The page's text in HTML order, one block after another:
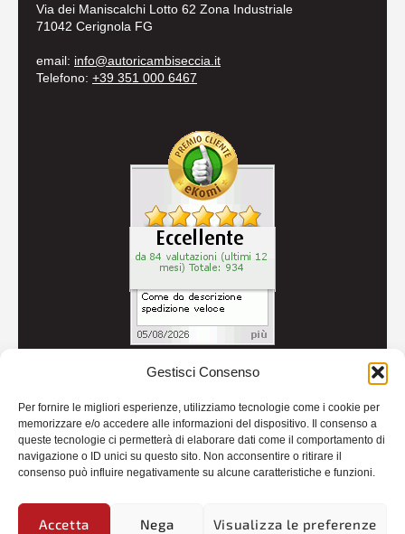
Gestisci Consenso
Per fornire le migliori esperienze, utilizziamo tecnologie come i cookie per
memorizzare e/o accedere alle informazioni del dispositivo. Il consenso a
queste tecnologie ci permetterà di elaborare dati come il comportamento di
navigazione o ID unici su questo sito. Non acconsentire o ritirare il
consenso può influire negativamente su alcune caratteristiche e funzioni.
Accetta Nega Visualizza le preferenze
Via dei Maniscalchi Lotto 62 Zona Industriale
71042 Cerignola FG
email: info@autoricambiseccia.it
Telefono: +39 351 000 6467
Credits